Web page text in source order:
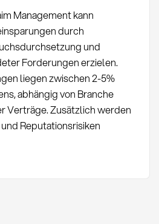
Management kann
durch
und
Forderungen erzielen.
liegen zwischen 2-5%
abhängig von Branche
Verträge. Zusätzlich werden
Reputationsrisiken